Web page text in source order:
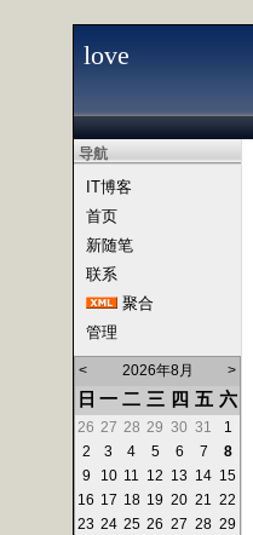
love
导航
IT博客
首页
新随笔
联系
聚合
管理
< 2026年8月 >
日 一 二 三 四 五 六
26 27 28 29 30 31
1
2
3 4 5 6 7
8
9
10 11 12 13 14 15
16 17 18 19 20 21 22
23 24 25 26 27 28 29